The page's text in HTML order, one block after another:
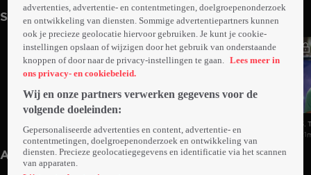
Seizoen 1
21min
21min
3.
Anderen kijken ook
advertenties, advertentie- en contentmetingen, doelgroepenonderzoek
en ontwikkeling van diensten. Sommige advertentiepartners kunnen
ook je precieze geolocatie hiervoor gebruiken. Je kunt je cookie-
instellingen opslaan of wijzigen door het gebruik van onderstaande
knoppen of door naar de privacy-instellingen te gaan.
Lees meer in
ons privacy- en cookiebeleid.
Wij en onze partners verwerken gegevens voor de
volgende doeleinden:
Gepersonaliseerde advertenties en content, advertentie- en
contentmetingen, doelgroepenonderzoek en ontwikkeling van
diensten. Precieze geolocatiegegevens en identificatie via het scannen
van apparaten.